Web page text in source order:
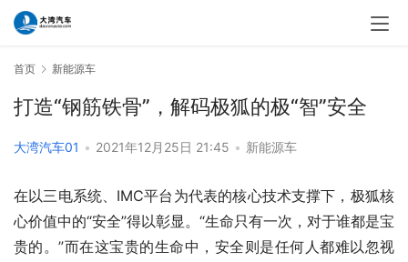
首页 新能源车
打造“钢筋铁骨”，解码极狐的极“智”安全
大湾汽车01 • 2021年12月25日 21:45 • 新能源车
在以三电系统、IMC平台为代表的核心技术支撑下，极狐核
心价值中的“安全”得以彰显。“生命只有一次，对于谁都是宝
贵的。”而在这宝贵的生命中，安全则是任何人都难以忽视